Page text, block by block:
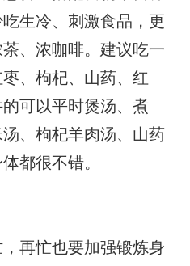
生冷、刺激食品，更
、浓咖啡。建议吃一
、枸杞、山药、红
可以平时煲汤、煮
、枸杞羊肉汤、山药
都很不错。
再忙也要加强锻炼身